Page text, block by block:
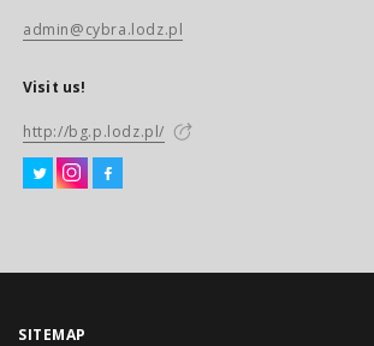
admin@cybra.lodz.pl
Visit us!
http://bg.p.lodz.pl/
SITEMAP